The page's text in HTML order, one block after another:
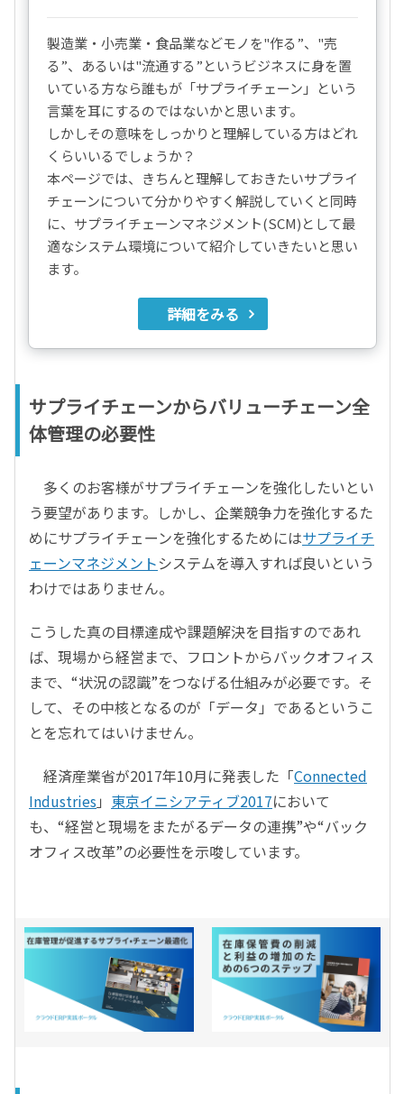
製造業・小売業・食品業などモノを"作る”、"売
る”、あるいは"流通する”というビジネスに身を置
いている方なら誰もが「サプライチェーン」という
言葉を耳にするのではないかと思います。
しかしその意味をしっかりと理解している方はどれ
くらいいるでしょうか？
本ページでは、きちんと理解しておきたいサプライ
チェーンについて分かりやすく解説していくと同時
に、サプライチェーンマネジメント(SCM)として最
適なシステム環境について紹介していきたいと思い
ます。
詳細をみる
サプライチェーンからバリューチェーン全
体管理の必要性
多くのお客様がサプライチェーンを強化したいとい
う要望があります。しかし、企業競争力を強化するた
めにサプライチェーンを強化するためにはサプライチ
ェーンマネジメントシステムを導入すれば良いという
わけではありません。
こうした真の目標達成や課題解決を目指すのであれ
ば、現場から経営まで、フロントからバックオフィス
まで、“状況の認識”をつなげる仕組みが必要です。そ
して、その中核となるのが「データ」であるというこ
とを忘れてはいけません。
経済産業省が2017年10月に発表した「Connected
Industries 」 東京イニシアティブ2017において
も、“経営と現場をまたがるデータの連携”や“バック
オフィス改革”の必要性を示唆しています。